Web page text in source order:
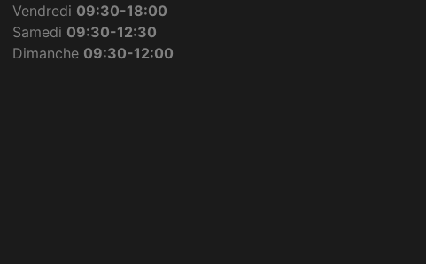
Vendredi 09:30-18:00
Samedi 09:30-12:30
Dimanche 09:30-12:00